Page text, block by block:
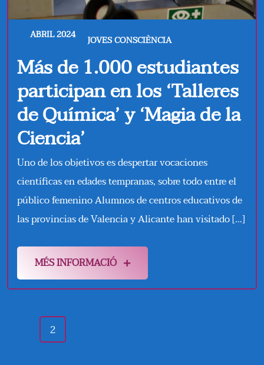
ABRIL 2024 JOVES CONSCIÈNCIA
Más de 1.000 estudiantes
participan en los ‘Talleres
de Química’ y ‘Magia de la
Ciencia’
Uno de los objetivos es despertar vocaciones
científicas en edades tempranas, sobre todo entre el
público femenino Alumnos de centros educativos de
las provincias de Valencia y Alicante han visitado […]
MÉS INFORMACIÓ
2